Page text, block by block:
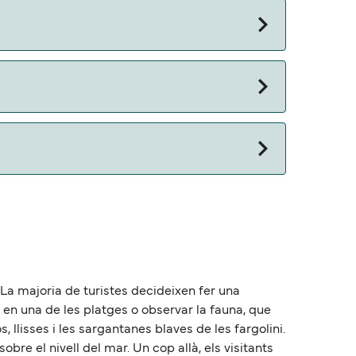
majoria de turistes decideixen fer una
una de les platges o observar la fauna, que
llisses i les sargantanes blaves de les fargolini.
el nivell del mar. Un cop allà, els visitants